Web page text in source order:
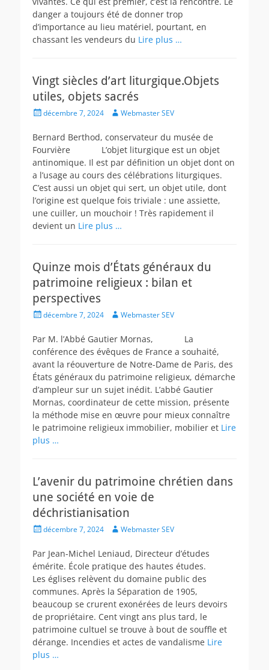
danger a toujours été de donner trop
d’importance au lieu matériel, pourtant, en
chassant les vendeurs du Lire plus …
Vingt siècles d’art liturgique.Objets
utiles, objets sacrés
Posteddécembre 7, 2024 AuthorWebmaster SEV
Bernard Berthod, conservateur du musée de
Fourvière L’objet liturgique est un objet
antinomique. Il est par définition un objet dont on
a l’usage au cours des célébrations liturgiques.
C’est aussi un objet qui sert, un objet utile, dont
l’origine est quelque fois triviale : une assiette,
une cuiller, un mouchoir ! Très rapidement il
devient un Lire plus …
Quinze mois d’États généraux du
patrimoine religieux : bilan et
perspectives
Posteddécembre 7, 2024 AuthorWebmaster SEV
Par M. l’Abbé Gautier Mornas, La
conférence des évêques de France a souhaité,
avant la réouverture de Notre-Dame de Paris, des
États généraux du patrimoine religieux, démarche
d’ampleur sur un sujet inédit. L’abbé Gautier
Mornas, coordinateur de cette mission, présente
la méthode mise en œuvre pour mieux connaître
le patrimoine religieux immobilier, mobilier et Lire
plus …
L’avenir du patrimoine chrétien dans
une société en voie de
déchristianisation
Posteddécembre 7, 2024 AuthorWebmaster SEV
Par Jean-Michel Leniaud, Directeur d’études
émérite. École pratique des hautes études.
Les églises relèvent du domaine public des
communes. Après la Séparation de 1905,
beaucoup se crurent exonérées de leurs devoirs
de propriétaire. Cent vingt ans plus tard, le
patrimoine cultuel se trouve à bout de souffle et
dérange. Incendies et actes de vandalisme Lire
plus …